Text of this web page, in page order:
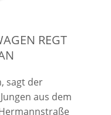
REGT
sagt der
aus dem